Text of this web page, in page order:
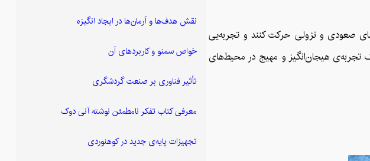
صعودی و نزولی حرکت کنند و تجربه‌یی
یک تجربه‌ی هیجان‌انگیز و مهیج در محیط‌های
نقش هدف‌ها و آرمان‌ها در ایجاد انگیزه
خواص سمنو و کاربردهای آن
تأثیر فناوری بر صنعت گردشگری
معرفی کتاب تفکر نامطمئن نوشته آنی دوک
تجهیزات پایه‌ی جدید در کوهنوردی